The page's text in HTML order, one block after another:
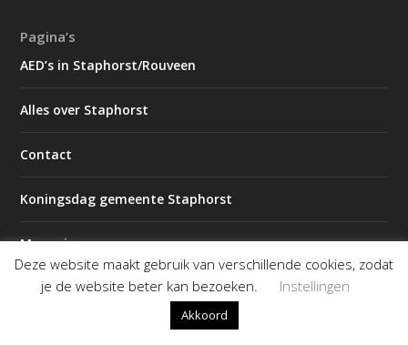
Pagina’s
AED’s in Staphorst/Rouveen
Alles over Staphorst
Contact
Koningsdag gemeente Staphorst
Magazines
2026 – Editie 1
Deze website maakt gebruik van verschillende cookies, zodat
je de website beter kan bezoeken.
Instellingen
Akkoord